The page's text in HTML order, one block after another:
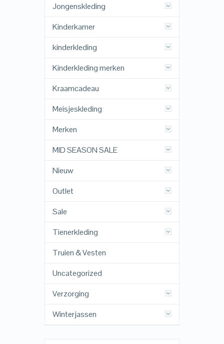
Jongenskleding
Kinderkamer
kinderkleding
Kinderkleding merken
Kraamcadeau
Meisjeskleding
Merken
MID SEASON SALE
Nieuw
Outlet
Sale
Tienerkleding
Truien & Vesten
Uncategorized
Verzorging
Winterjassen